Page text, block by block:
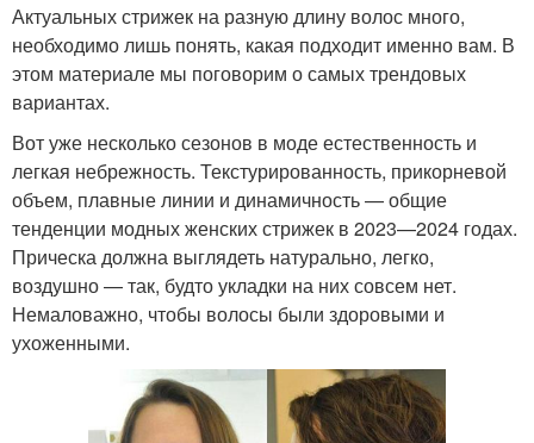
Актуальных стрижек на разную длину волос много,
необходимо лишь понять, какая подходит именно вам. В
этом материале мы поговорим о самых трендовых
вариантах.
Вот уже несколько сезонов в моде естественность и
легкая небрежность. Текстурированность, прикорневой
объем, плавные линии и динамичность — общие
тенденции модных женских стрижек в 2023—2024 годах.
Прическа должна выглядеть натурально, легко,
воздушно — так, будто укладки на них совсем нет.
Немаловажно, чтобы волосы были здоровыми и
ухоженными.